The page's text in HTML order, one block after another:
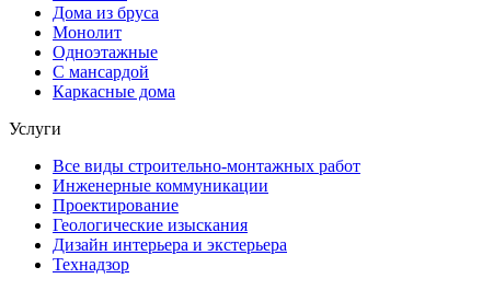
Дома из бруса
Монолит
Одноэтажные
С мансардой
Каркасные дома
Услуги
Все виды строительно-монтажных работ
Инженерные коммуникации
Проектирование
Геологические изыскания
Дизайн интерьера и экстерьера
Технадзор